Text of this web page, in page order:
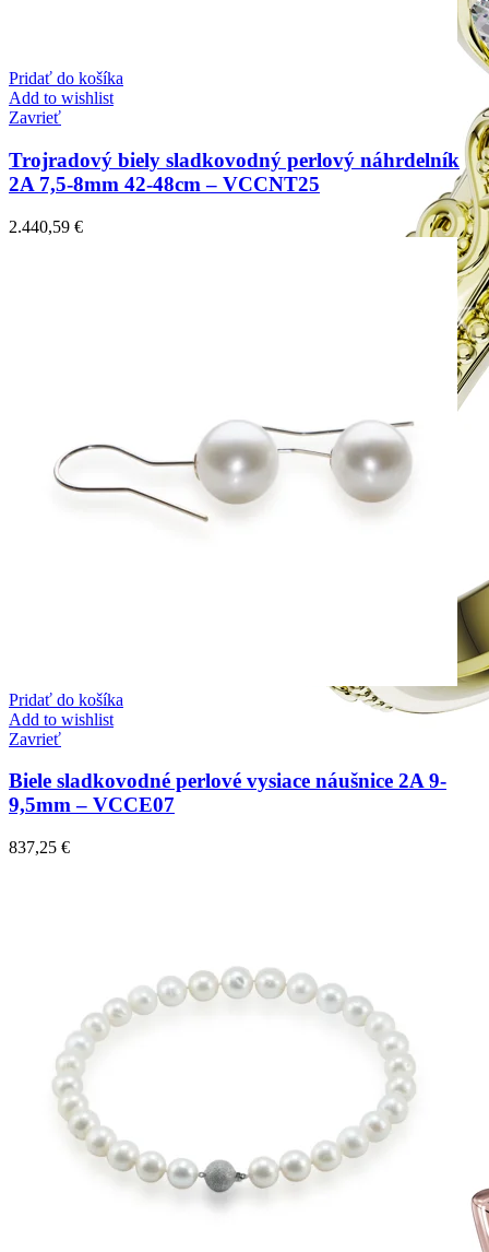
Zásnubné prstne z kolekcie Elegant Night.
Pridať do košíka
Add to wishlist
Zavrieť
Trojradový biely sladkovodný perlový náhrdelník
2A 7,5-8mm 42-48cm – VCCNT25
2.440,59 €
Pridať do košíka
Add to wishlist
Zavrieť
Biele sladkovodné perlové vysiace náušnice 2A 9-
9,5mm – VCCE07
837,25 €